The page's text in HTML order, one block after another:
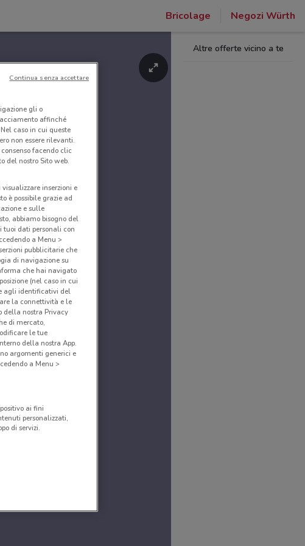
Bricolage Negozi Würth
Altre offerte vicino a te
gli o
affinché
caso in cui queste
non essere rilevanti.
facendo clic
del nostro Sito web.
inserzioni e
è possibile grazie ad
e sulle
abbiamo bisogno del
tuoi dati personali con
a Menu >
pubblicitarie che
di navigazione su
che hai navigato
(nel caso in cui
agli identificativi del
la connettività e le
della nostra Privacy
di mercato,
le tue
della nostra App.
argomenti generici e
a Menu >
ai fini
personalizzati,
di servizi.
Continua senza accettare